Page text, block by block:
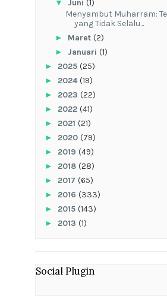
▼ Juni (1)
Menyambut Muharram:
yang Tidak Selalu...
► Maret (2)
► Januari (1)
► 2025 (25)
► 2024(19)
► 2023 (22)
► 2022 (41)
► 2021 (21)
► 2020 (79)
► 2019 (49)
► 2018 (28)
► 2017 (65)
► 2016 (333)
► 2015 (143)
► 2013 (1)
Social Plugin